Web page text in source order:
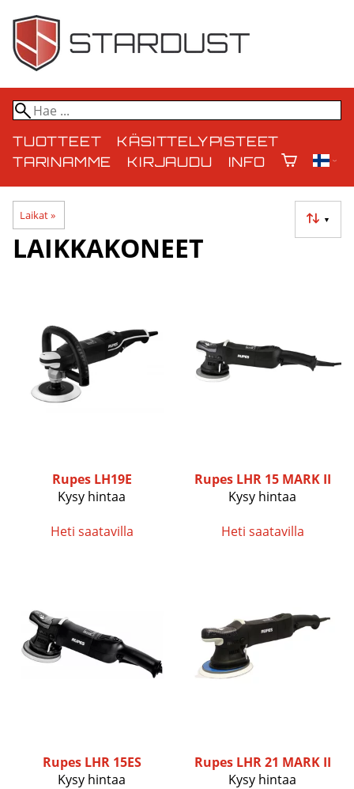
TUOTTEET
KÄSITTELYPISTEET
TARINAMME
KIRJAUDU INFO
Laikat‪» ▼
LAIKKAKONEET
Rupes LH19E
Kysy hintaa
Heti saatavilla
Rupes LHR 15 MARK II
Kysy hintaa
Heti saatavilla
Rupes LHR 15ES
Kysy hintaa
Rupes LHR 21 MARK II
Kysy hintaa